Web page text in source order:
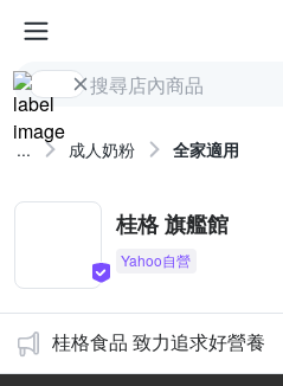
... 成人奶粉 全家適用
桂格 旗艦館
桂格食品 致力追求好營養